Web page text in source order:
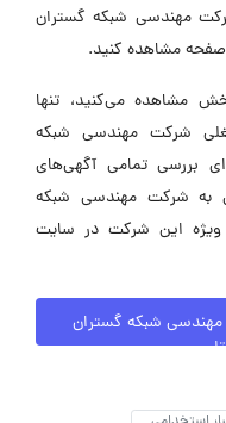
مهندسی شبکه گستران
صفحه مشاهده کنید.
مشاهده می‌کنید، تنها
شرکت مهندسی شبکه
بررسی تمامی آگهی‌های
به شرکت مهندسی شبکه
ویژه این شرکت در سایت
شبکه گستران